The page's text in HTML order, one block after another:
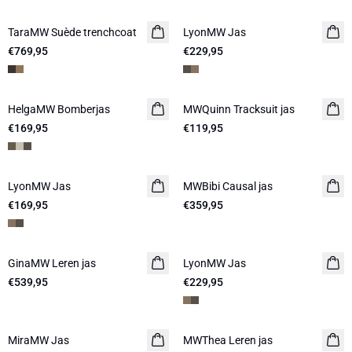
TaraMW Suède trenchcoat
€769,95
NIEUW
LyonMW Jas
€229,95
HelgaMW Bomberjas
€169,95
MWQuinn Tracksuit jas
€119,95
NIEUW
LyonMW Jas
€169,95
MWBibi Causal jas
€359,95
GinaMW Leren jas
€539,95
NIEUW
LyonMW Jas
€229,95
MiraMW Jas
-30%
MWThea Leren jas